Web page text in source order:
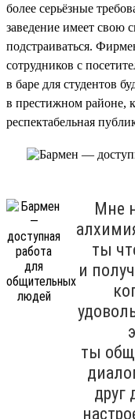
более серьёзные
заведение имеет свою
подстраиваться.
сотрудников с
в баре для студентов
в престижном районе,
респектабельная
Мне
ты
и
ты
друг